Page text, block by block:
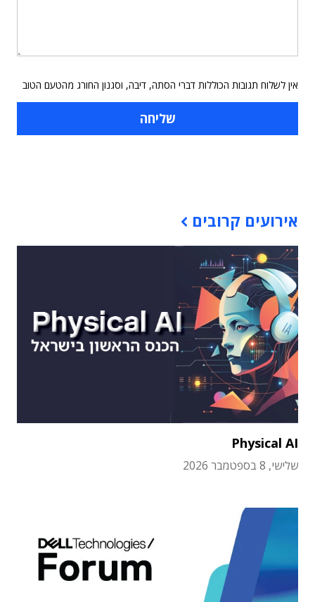
אין לשלוח תגובות הכוללות דברי הסתה, דיבה, וסגנון החורג מהטעם הטוב
אירועים קרובים
Physical AI
שלישי, 8 בספטמבר 2026